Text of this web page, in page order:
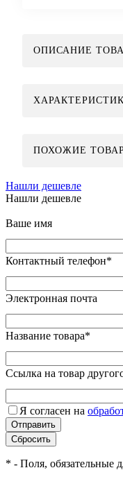
ОПИСАНИЕ
ПОХОЖИЕ
Нашли дешевле
Нашли дешевле
Ваше имя
Контактный телефон*
Электронная почта
Название товара*
Ссылка на товар
Я согласен на
* - Поля, обязательные